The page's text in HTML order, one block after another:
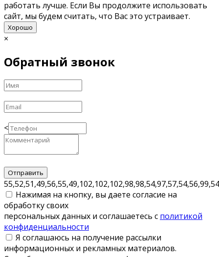
работать лучше. Если Вы продолжите использовать
сайт, мы будем считать, что Вас это устраивает.
Хорошо
×
Обратный звонок
<
Нажимая на кнопку, вы даете согласие на
обработку своих
персональных данных и соглашаетесь с политикой
конфиденциальности
Я соглашаюсь на получение рассылки
информационных и рекламных материалов.